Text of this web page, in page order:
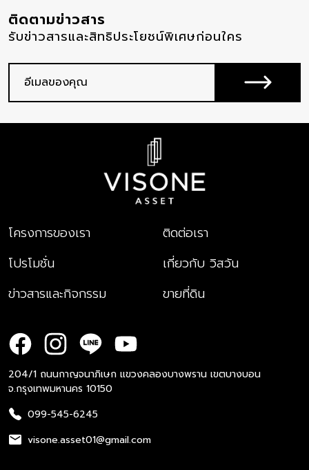
ติดตามข่าวสาร
รับข่าวสารและสิทธิประโยชน์พิเศษก่อนใคร
โครงการของเรา
โปรโมชั่น
ข่าวสารและกิจกรรม
ติดต่อเรา
เกี่ยวกับ วิสวัน
ขายที่ดิน
204/1 ถนนกาญจนาภิเษก แขวงคลองบางพราน เขตบางบอน
จ.กรุงเทพมหานคร 10150
099-545-6245
visone.asset01@gmail.com